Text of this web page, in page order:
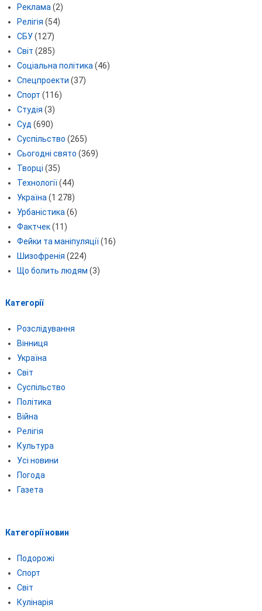
Реклама (2)
Релігія (54)
СБУ(127)
Світ (285)
Соціальна політика (46)
Спецпроекти (37)
Спорт (116)
Студія (3)
Суд (690)
Суспільство (265)
Сьогодні свято (369)
Творці (35)
Технології(44)
Україна (1 278)
Урбаністика (6)
Фактчек(11)
Фейки та маніпуляції(16)
Шизофренія (224)
Що болить людям (3)
Категорії
Розслідування
Вінниця
Україна
Світ
Суспільство
Політика
Війна
Релігія
Культура
Усі новини
Погода
Газета
Категорії новин
Подорожі
Спорт
Світ
Кулінарія